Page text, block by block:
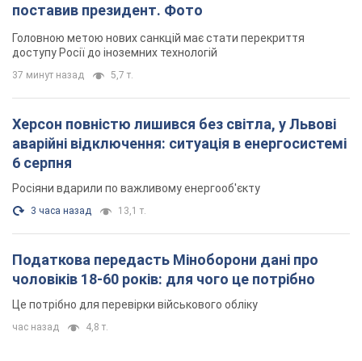
поставив президент. Фото
Головною метою нових санкцій має стати перекриття
доступу Росії до іноземних технологій
37 минут назад 5,7 т.
Херсон повністю лишився без світла, у Львові
аварійні відключення: ситуація в енергосистемі
6 серпня
Росіяни вдарили по важливому енергооб'єкту
3 часа назад 13,1 т.
Податкова передасть Міноборони дані про
чоловіків 18-60 років: для чого це потрібно
Це потрібно для перевірки військового обліку
час назад 4,8 т.